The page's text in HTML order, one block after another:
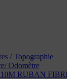
/ Topographie
Odomètre
RUBAN